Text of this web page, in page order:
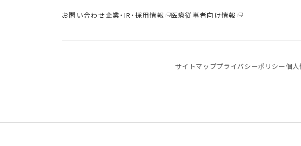
お問い合わせ企業・IR・採用情報 医療従事者向け情報
サイトマッププライバシーポリシー個